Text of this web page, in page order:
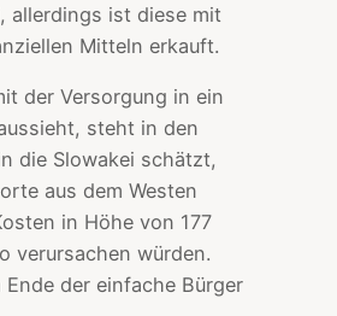
allerdings ist diese mit
Mitteln erkauft.
der Versorgung in ein
steht in den
die Slowakei schätzt,
aus dem Westen
in Höhe von 177
verursachen würden.
Ende der einfache Bürger